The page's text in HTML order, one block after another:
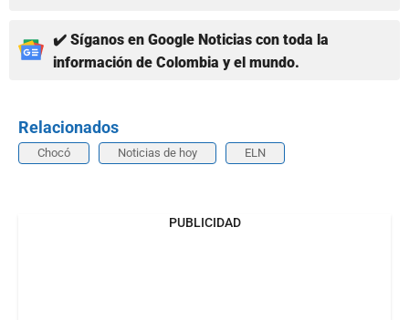
✔️ Síganos en Google Noticias con toda la
información de Colombia y el mundo.
Relacionados
Chocó Noticias de hoy ELN
PUBLICIDAD